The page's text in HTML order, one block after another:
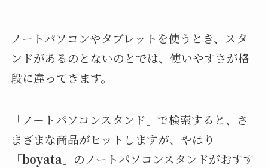
ノートパソコンやタブレットを使うとき、スタ
ンドがあるのとないのとでは、使いやすさが格
段に違ってきます。
「ノートパソコンスタンド」で検索すると、さ
まざまな商品がヒットしますが、やはり
「boyata 」のノートパソコンスタンドがおすす